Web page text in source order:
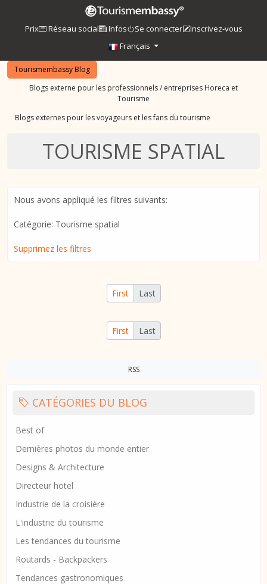
Prix Réseau social Infos Se connecter
Inscrivez-vous
Français
Tourismembassy Blog
Blogs externe pour les professionnels / entreprises Horeca et
Tourisme
Blogs externes pour les voyageurs et les fans du tourisme
TOURISME SPATIAL
Nous avons appliqué les filtres suivants:
Catégorie: Tourisme spatial
Supprimez les filtres
First Last
First Last
RSS
CATÉGORIES DU BLOG
Best of
Dernières photos du monde entier
Designs & Architecture
Directeur hotel
Industrie de la croisière
L'industrie du tourisme
Les tendances du tourisme
Routards - Backpackers
Tendances gastronomiques